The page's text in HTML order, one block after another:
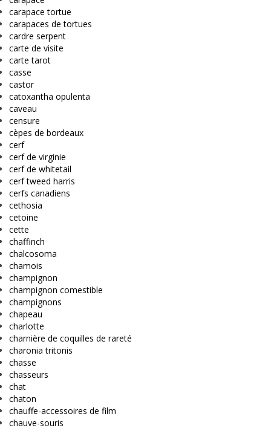
carapace tortue
carapaces de tortues
cardre serpent
carte de visite
carte tarot
casse
castor
catoxantha opulenta
caveau
censure
cèpes de bordeaux
cerf
cerf de virginie
cerf de whitetail
cerf tweed harris
cerfs canadiens
cethosia
cetoine
cette
chaffinch
chalcosoma
chamois
champignon
champignon comestible
champignons
chapeau
charlotte
charnière de coquilles de rareté
charonia tritonis
chasse
chasseurs
chat
chaton
chauffe-accessoires de film
chauve-souris